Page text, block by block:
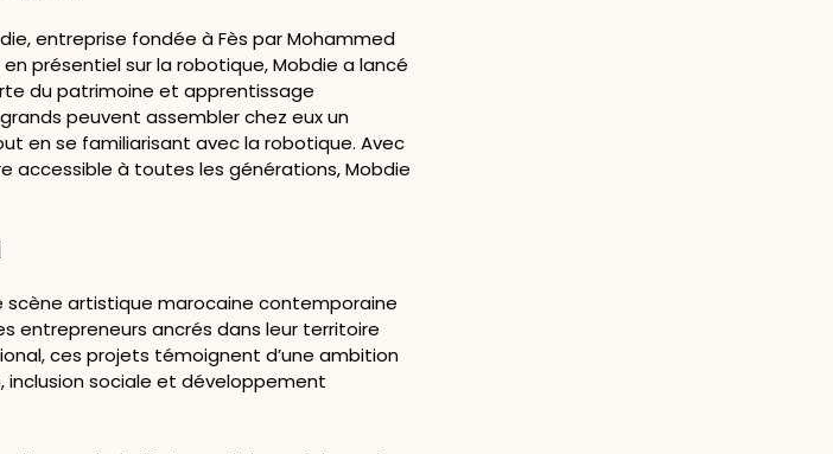
entreprise fondée à Fès par Mohammed
présentiel sur la robotique, Mobdie a lancé
du patrimoine et apprentissage
peuvent assembler chez eux un
en se familiarisant avec la robotique. Avec
accessible à toutes les générations, Mobdie
scène artistique marocaine contemporaine
entrepreneurs ancrés dans leur territoire
ces projets témoignent d’une ambition
sociale et développement